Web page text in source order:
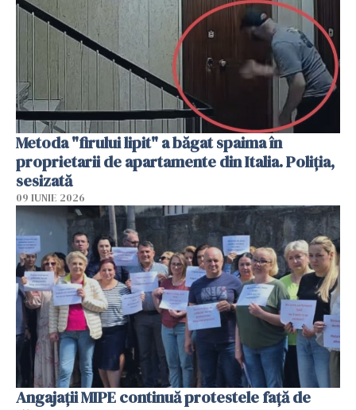
Metoda "firului lipit" a băgat spaima în
proprietarii de apartamente din Italia. Poliția,
sesizată
09 IUNIE 2026
Angajaţii MIPE continuă protestele faţă de